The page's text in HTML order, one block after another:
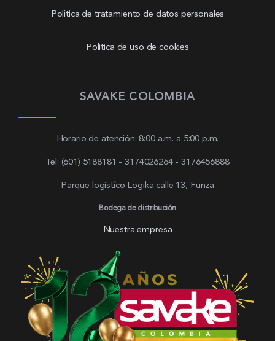
Política de tratamiento de datos personales
Politica de uso de cookies
SAVAKE COLOMBIA
Horario de atención: 8:00 a.m. a 5:00 p.m.
Tel: (601) 5188181 - 3174026264 - 3176456888
Parque logistíco Logika calle 13, Funza
Bodega de distribución
Nuestra empresa